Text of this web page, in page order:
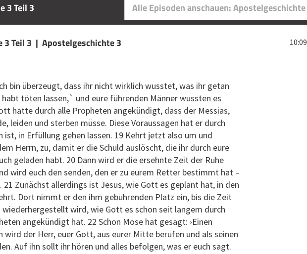
3 Teil 3 Alle Episoden anschauen: Apostelgeschichte
3 Teil 3 | Apostelgeschichte 3 10:09
bin überzeugt, dass ihr nicht wirklich wusstet, was ihr getan
töten lassen,` und eure führenden Männer wussten es
hatte durch alle Propheten angekündigt, dass der Messias,
leiden und sterben müsse. Diese Voraussagen hat er durch
ist, in Erfüllung gehen lassen. 19 Kehrt jetzt also um und
Herrn, zu, damit er die Schuld auslöscht, die ihr durch eure
geladen habt. 20 Dann wird er die ersehnte Zeit der Ruhe
wird euch den senden, den er zu eurem Retter bestimmt hat –
21 Zunächst allerdings ist Jesus, wie Gott es geplant hat, in den
Dort nimmt er den ihm gebührenden Platz ein, bis die Zeit
wird, wie Gott es schon seit langem durch
angekündigt hat. 22 Schon Mose hat gesagt: ›Einen
wird der Herr, euer Gott, aus eurer Mitte berufen und als seinen
Auf ihn sollt ihr hören und alles befolgen, was er euch sagt.